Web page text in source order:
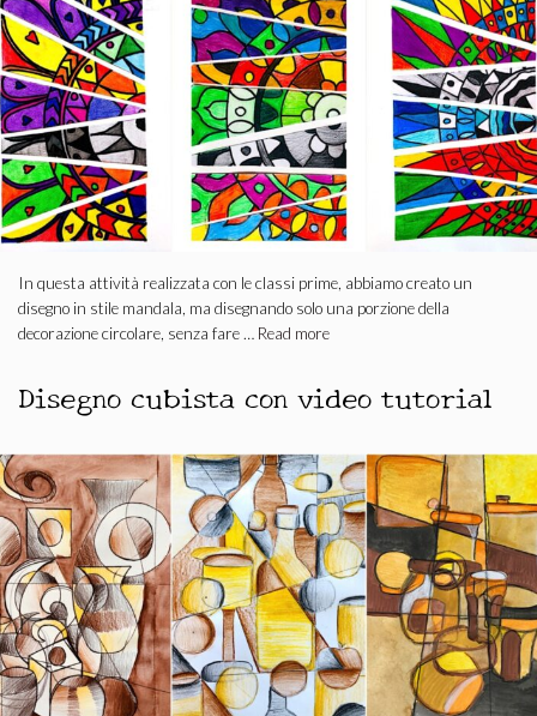
In questa attività realizzata con le classi prime, abbiamo creato un
disegno in stile mandala, ma disegnando solo una porzione della
decorazione circolare, senza fare … Read more
Disegno cubista con video tutorial